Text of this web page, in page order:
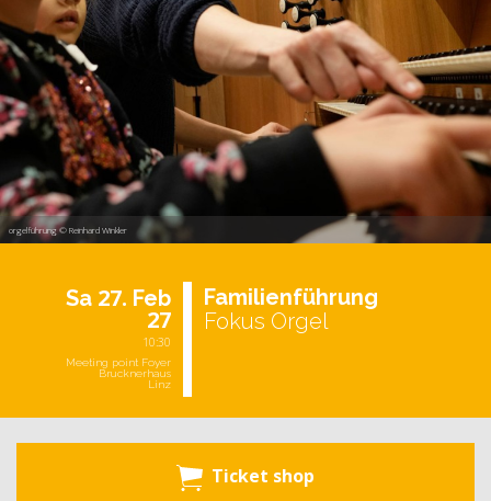
orgelführung © Reinhard Winkler
Sa 27. Feb
27
10:30
Meeting point Foyer
Brucknerhaus
Linz
Fa­mi­li­en­füh­rung
Fokus Orgel
Ticket shop